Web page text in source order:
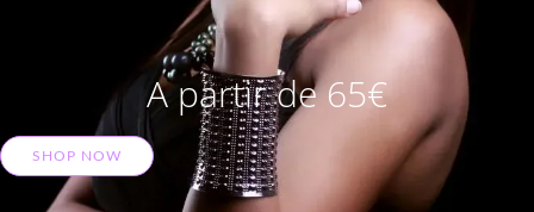
A partir de 65€
SHOP NOW